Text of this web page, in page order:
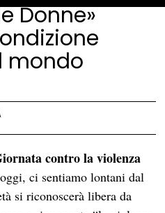
Donne»
mondo
contro la violenza
ci sentiamo lontani dal
si riconoscerà libera da